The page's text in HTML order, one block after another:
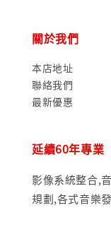
關於我們
本店地址
聯絡我們
最新優惠
延續60年專業
影像系統整合,
規劃,各式音樂